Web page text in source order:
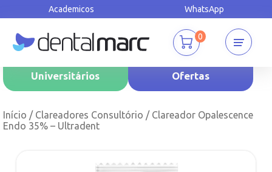
Academicos WhatsApp
0
Universitários Ofertas
Início / Clareadores Consultório / Clareador Opalescence
Endo 35% – Ultradent